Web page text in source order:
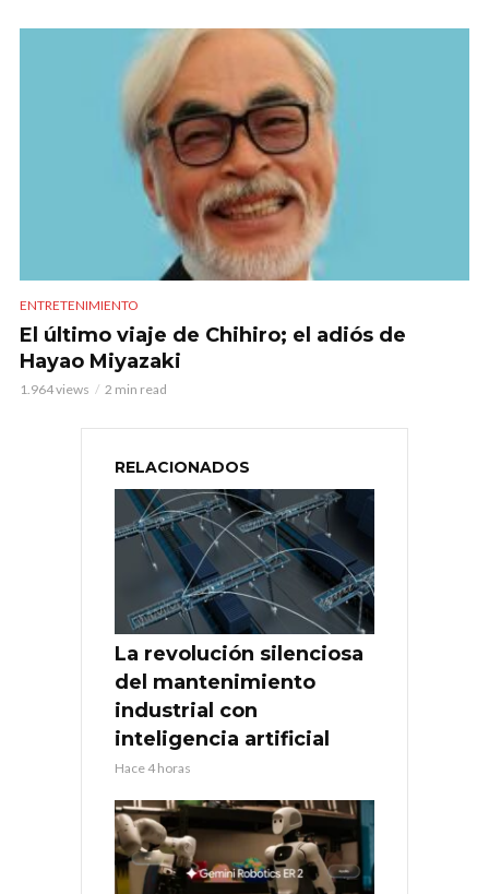
ENTRETENIMIENTO
El último viaje de Chihiro; el adiós de
Hayao Miyazaki
1.964 views 2 min read
RELACIONADOS
La revolución silenciosa
del mantenimiento
industrial con
inteligencia artificial
Hace 4 horas